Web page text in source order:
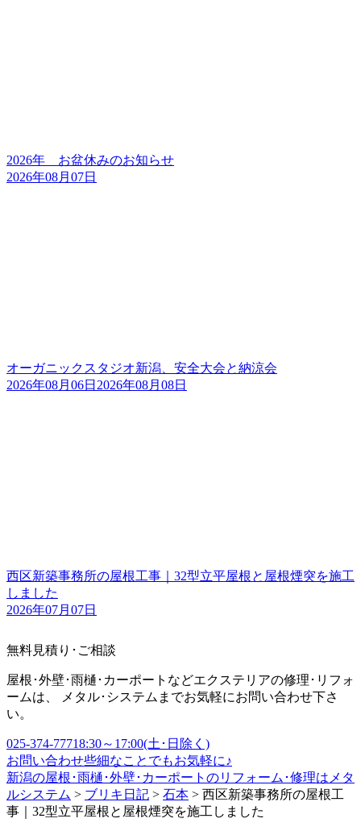
2026年 お盆休みのお知らせ
2026年08月07日
オーガニックスタジオ新潟、安全大会と納涼会
2026年08月06日 2026年08月08日
西区新築事務所の屋根工事｜32型立平屋根と屋根煙突を施工
しました
2026年07月07日
無料見積り･ご相談
屋根･外壁･雨樋･カーポートなどエクステリアの修理･リフォ
ームは、 メタル･システムまでお気軽にお問い合わせ下さ
い。
025-374-77718:30～17:00(土･日除く)
お問い合わせ些細なことでもお気軽に♪
新潟の屋根･雨樋･外壁･カーポートのリフォーム･修理はメタ
ルシステム > ブリキ日記 > 石本 > 西区新築事務所の屋根工
事｜32型立平屋根と屋根煙突を施工しました